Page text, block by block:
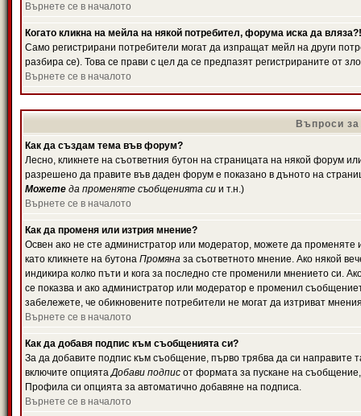
Върнете се в началото
Когато кликна на мейла на някой потребител, форума иска да вляза?!
Само регистрирани потребители могат да изпращат мейл на други
разбира се). Това се прави с цел да се предпазят регистрираните от
Върнете се в началото
Въпроси
Как да създам тема във форум?
Лесно, кликнете на съответния бутон на страницата на някой форум
разрешено да правите във даден форум е показано в дъното на
Можете да променяте съобщенията си и т.н.)
Върнете се в началото
Как да променя или изтрия мнение?
Освен ако не сте администратор или модератор, можете да
като кликнете на бутона Промяна за съответното мнение. Ако някой
индикира колко пъти и кога за последно сте променили мнението си.
се показва и ако администратор или модератор е променил
забележете, че обикновените потребители не могат да изтриват
Върнете се в началото
Как да добавя подпис към съобщенията си?
За да добавите подпис към съобщение, първо трябва да си
включите опциятаДобави подпис от формата за пускане на
Профила си опцията за автоматично добавяне на подписа.
Върнете се в началото